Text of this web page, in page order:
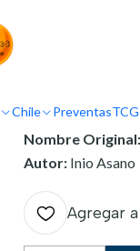
Chile PreventasTCG
Nombre Original:
Autor: Inio Asano
Agregar